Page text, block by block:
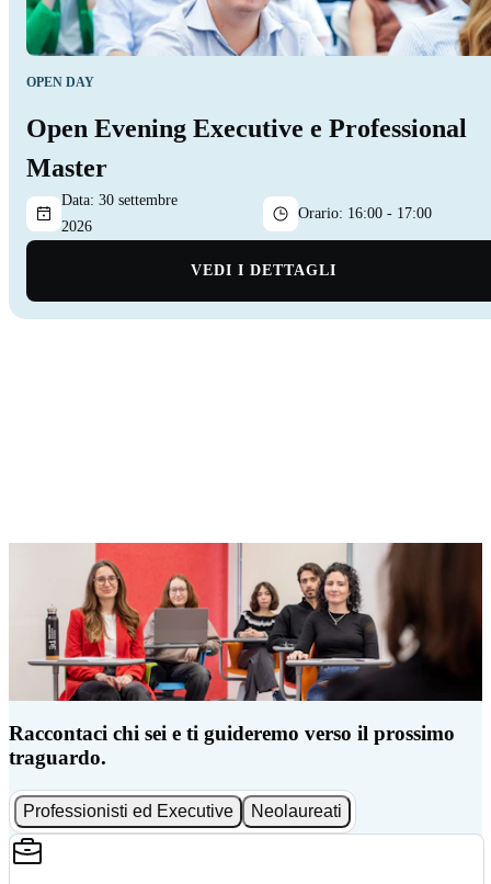
OPEN DAY
Open Evening Executive e Professional
Master
Data: 30 settembre
2026
Orario: 16:00 - 17:00
VEDI I DETTAGLI
Raccontaci chi sei e ti guideremo verso il prossimo
traguardo.
Professionisti ed Executive Neolaureati